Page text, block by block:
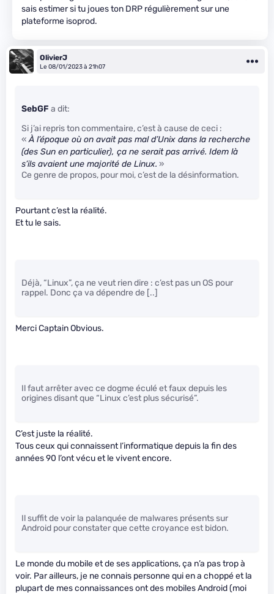
sais estimer si tu joues ton DRP régulièrement sur une
plateforme isoprod.
OlivierJ
Le 08/01/2023 à 21h07
SebGF a dit:
Si j’ai repris ton commentaire, c’est à cause de ceci :
«À l’époque où on avait pas mal d’Unix dans la recherche
(des Sun en particulier), ça ne serait pas arrivé. Idem là
s’ils avaient une majorité de Linux. »
Ce genre de propos, pour moi, c’est de la désinformation.
Pourtant c’est la réalité.
Et tu le sais.
Déjà, “Linux”, ça ne veut rien dire : c’est pas un OS pour
rappel. Donc ça va dépendre de [..]
Merci Captain Obvious.
Il faut arrêter avec ce dogme éculé et faux depuis les
origines disant que “Linux c’est plus sécurisé”.
C’est juste la réalité.
Tous ceux qui connaissent l’informatique depuis la fin des
années 90 l’ont vécu et le vivent encore.
Il suffit de voir la palanquée de malwares présents sur
Android pour constater que cette croyance est bidon.
Le monde du mobile et de ses applications, ça n’a pas trop à
voir. Par ailleurs, je ne connais personne qui en a choppé et la
plupart de mes connaissances ont des mobiles Android (moi